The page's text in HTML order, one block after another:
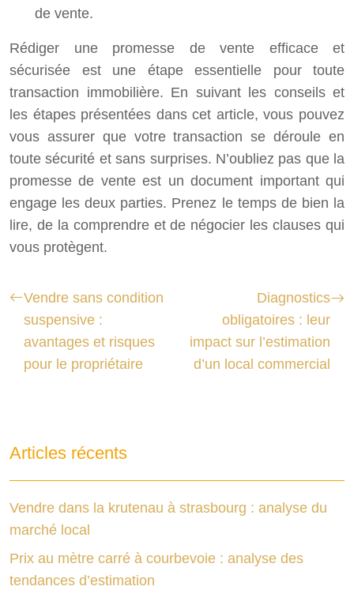
de vente.
Rédiger une promesse de vente efficace et
sécurisée est une étape essentielle pour toute
transaction immobilière. En suivant les conseils et
les étapes présentées dans cet article, vous pouvez
vous assurer que votre transaction se déroule en
toute sécurité et sans surprises. N’oubliez pas que la
promesse de vente est un document important qui
engage les deux parties. Prenez le temps de bien la
lire, de la comprendre et de négocier les clauses qui
vous protègent.
Vendre sans condition
suspensive :
avantages et risques
pour le propriétaire
Diagnostics
obligatoires : leur
impact sur l’estimation
d’un local commercial
Articles récents
Vendre dans la krutenau à strasbourg : analyse du
marché local
Prix au mètre carré à courbevoie : analyse des
tendances d’estimation